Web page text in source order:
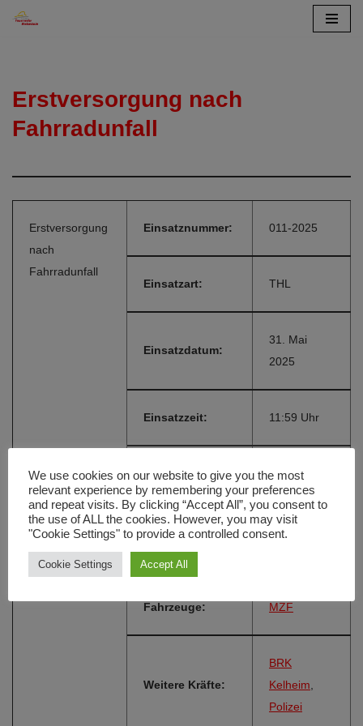
springen
Erstversorgung nach
Fahrradunfall
Erstversorgung
nach
Fahrradunfall
Einsatznummer: 011-2025
Einsatzart: THL
Einsatzdatum:
31. Mai
2025
Einsatzzeit: 11:59 Uhr
Einsatzort:
Ihrlerstein,
Hauptstraße
Alarmierungsart:
Fahrzeuge: MZF
Weitere Kräfte:
BRK
Kelheim
Polizei
We use cookies on our website to give you the most
relevant experience by remembering your preferences
and repeat visits. By clicking “Accept All”, you consent to
the use of ALL the cookies. However, you may visit
"Cookie Settings" to provide a controlled consent.
Cookie Settings Accept All